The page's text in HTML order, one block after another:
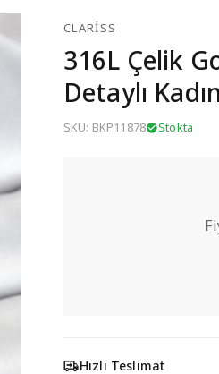
CLARISS
316L Çelik
Detaylı
SKU: BKP11878 Stokta
Hızlı Teslimat